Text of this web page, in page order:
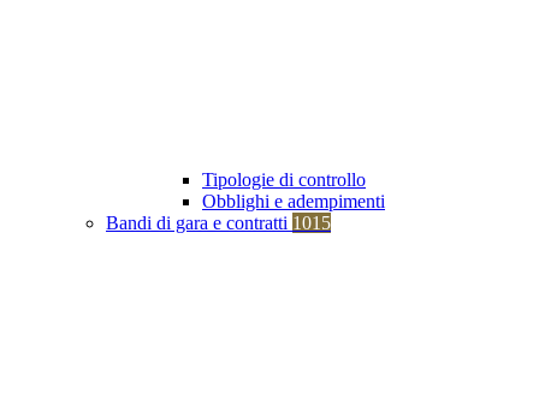
Tipologie di controllo
Obblighi e adempimenti
Bandi di gara e contratti 1015